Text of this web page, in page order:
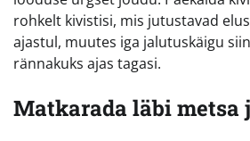
rohkelt kivistisi, mis jutustavad
ajastul, muutes iga jalutuskäigu
rännakuks ajas tagasi.
Matkarada läbi metsa